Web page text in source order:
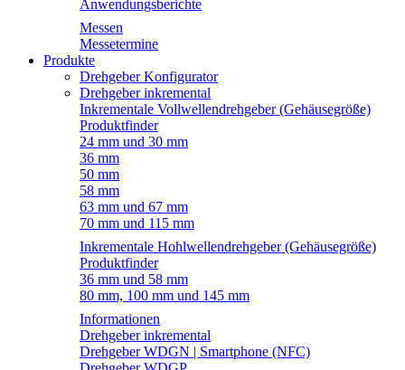
Anwendungsberichte
Messen
Messetermine
Produkte
Drehgeber Konfigurator
Drehgeber inkremental
Inkrementale Vollwellendrehgeber (Gehäusegröße)
Produktfinder
24 mm und 30 mm
36 mm
50 mm
58 mm
63 mm und 67 mm
70 mm und 115 mm
Inkrementale Hohlwellendrehgeber (Gehäusegröße)
Produktfinder
36 mm und 58 mm
80 mm, 100 mm und 145 mm
Informationen
Drehgeber inkremental
Drehgeber WDGN | Smartphone (NFC)